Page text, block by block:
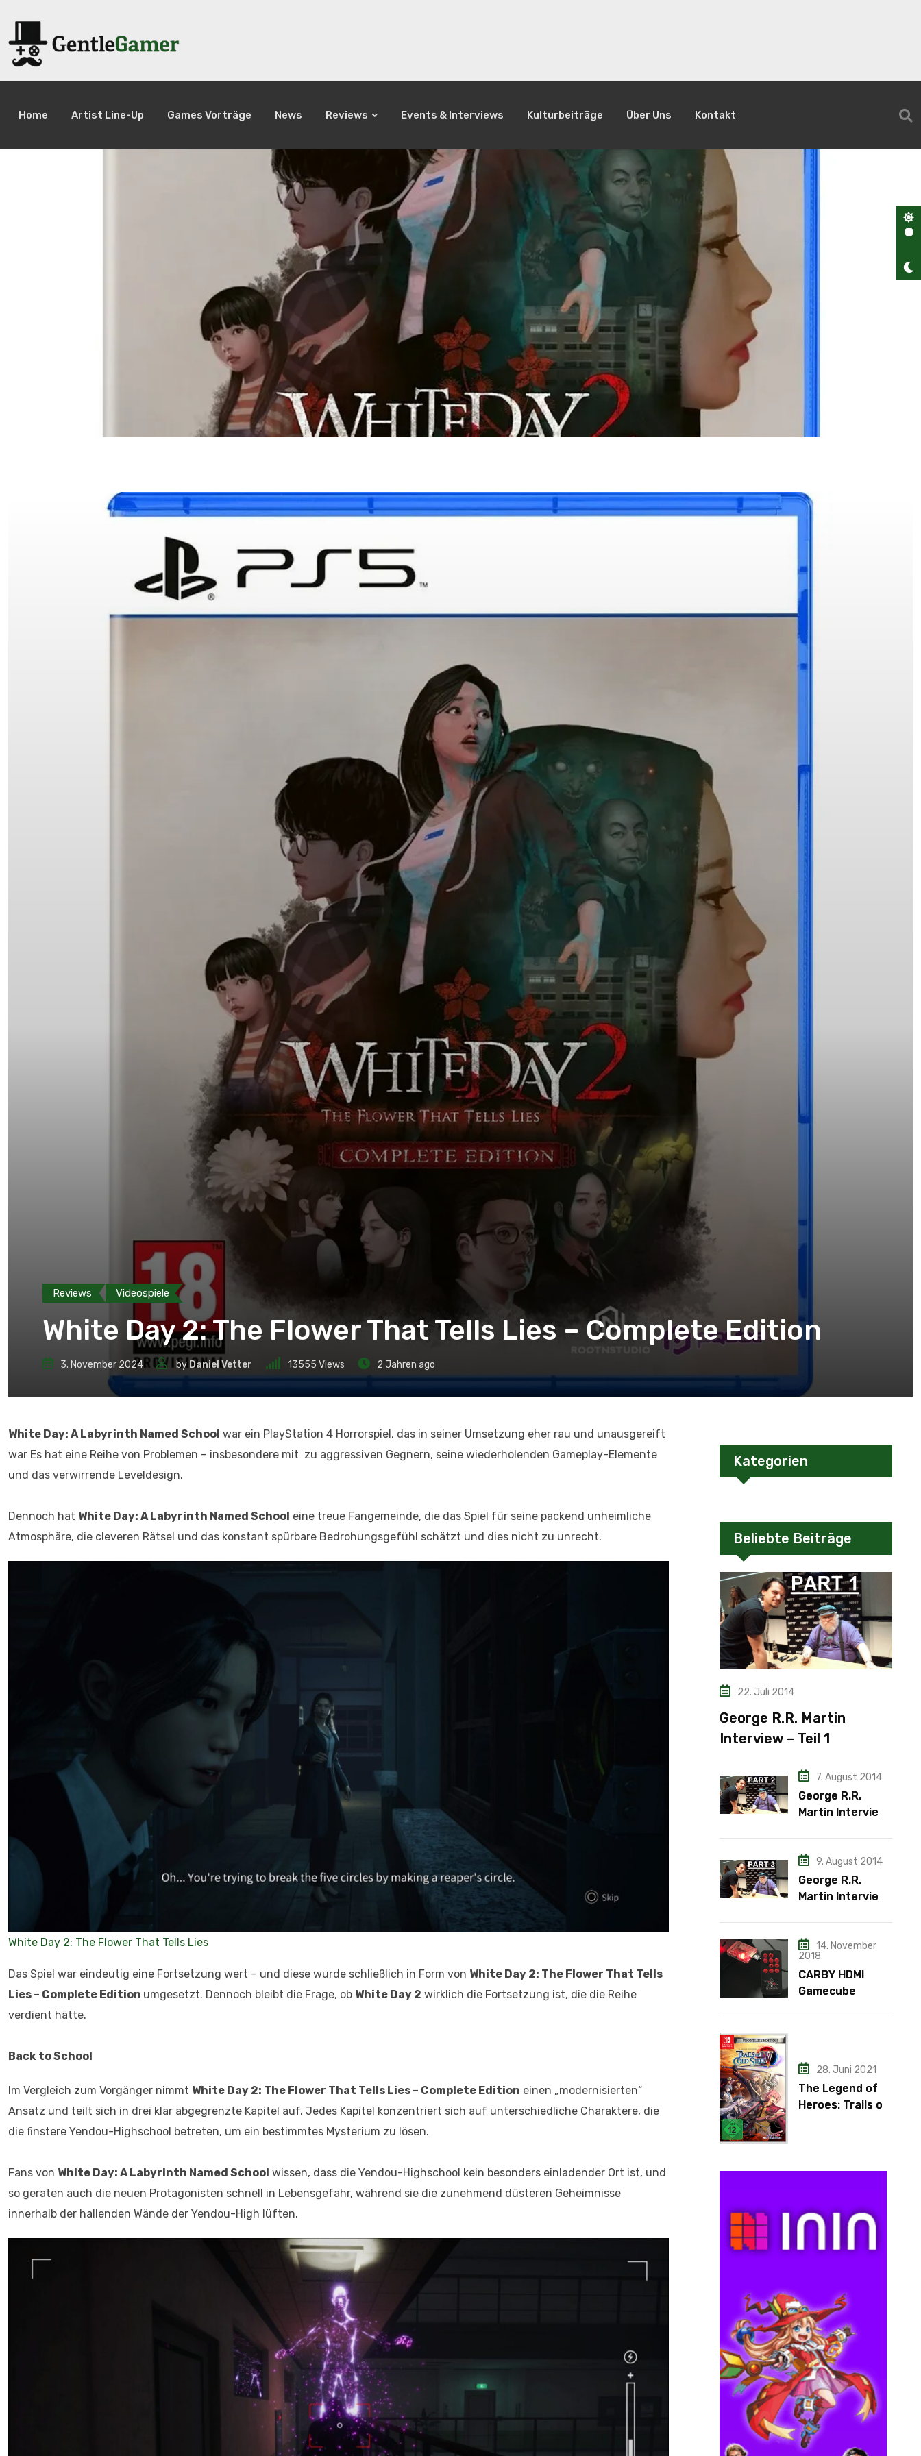
Home Artist Line-Up Games Vorträge News Reviews Events & Interviews Kulturbeiträge Über Uns Kontakt
Reviews Videospiele
White Day 2: The Flower That Tells Lies – Complete Edition
3. November 2024 by Daniel Vetter 13555 Views 2 Jahren ago
White Day: A Labyrinth Named School war ein PlayStation 4 Horrorspiel, das in seiner Umsetzung eher rau und unausgereift
war Es hat eine Reihe von Problemen – insbesondere mit zu aggressiven Gegnern, seine wiederholenden Gameplay-Elemente
und das verwirrende Leveldesign.
Dennoch hat White Day: A Labyrinth Named School eine treue Fangemeinde, die das Spiel für seine packend unheimliche
Atmosphäre, die cleveren Rätsel und das konstant spürbare Bedrohungsgefühl schätzt und dies nicht zu unrecht.
White Day 2: The Flower That Tells Lies
Das Spiel war eindeutig eine Fortsetzung wert – und diese wurde schließlich in Form von White Day 2: The Flower That Tells
Lies – Complete Edition umgesetzt. Dennoch bleibt die Frage, ob White Day 2 wirklich die Fortsetzung ist, die die Reihe
verdient hätte.
Back to School
Im Vergleich zum Vorgänger nimmt White Day 2: The Flower That Tells Lies – Complete Edition einen „modernisierten“
Ansatz und teilt sich in drei klar abgegrenzte Kapitel auf. Jedes Kapitel konzentriert sich auf unterschiedliche Charaktere, die
die finstere Yendou-Highschool betreten, um ein bestimmtes Mysterium zu lösen.
Fans von White Day: A Labyrinth Named School wissen, dass die Yendou-Highschool kein besonders einladender Ort ist, und
so geraten auch die neuen Protagonisten schnell in Lebensgefahr, während sie die zunehmend düsteren Geheimnisse
innerhalb der hallenden Wände der Yendou-High lüften.
Kategorien
Beliebte Beiträge
22. Juli 2014
George R.R. Martin
Interview – Teil 1
7. August 2014
George R.R.
Martin Interview
9. August 2014
George R.R.
Martin Interview
14. November
2018
CARBY HDMI
Gamecube
28. Juni 2021
The Legend of
Heroes: Trails of